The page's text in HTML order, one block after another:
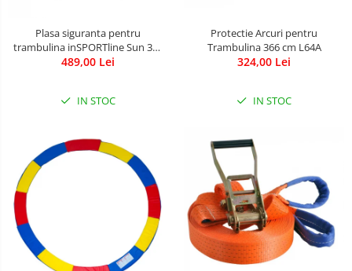
Plasa siguranta pentru
trambulina inSPORTline Sun 396
cm
489,00 Lei
IN STOC
Protectie Arcuri pentru
Trambulina 366 cm L64A
324,00 Lei
IN STOC